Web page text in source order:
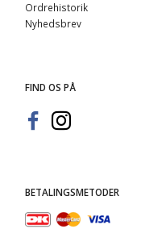
Ordrehistorik
Nyhedsbrev
FIND OS PÅ
BETALINGSMETODER